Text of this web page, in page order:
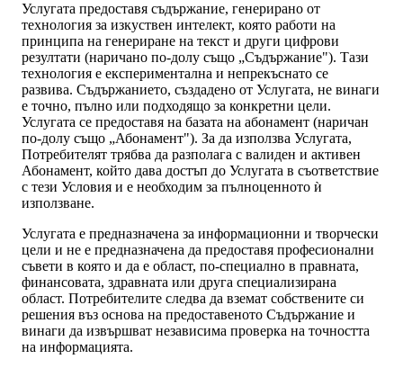
Услугата предоставя съдържание, генерирано от
технология за изкуствен интелект, която работи на
принципа на генериране на текст и други цифрови
резултати (наричано по-долу също „Съдържание"). Тази
технология е експериментална и непрекъснато се
развива. Съдържанието, създадено от Услугата, не винаги
е точно, пълно или подходящо за конкретни цели.
Услугата се предоставя на базата на абонамент (наричан
по-долу също „Абонамент"). За да използва Услугата,
Потребителят трябва да разполага с валиден и активен
Абонамент, който дава достъп до Услугата в съответствие
с тези Условия и е необходим за пълноценното ѝ
използване.
Услугата е предназначена за информационни и творчески
цели и не е предназначена да предоставя професионални
съвети в която и да е област, по-специално в правната,
финансовата, здравната или друга специализирана
област. Потребителите следва да вземат собствените си
решения въз основа на предоставеното Съдържание и
винаги да извършват независима проверка на точността
на информацията.